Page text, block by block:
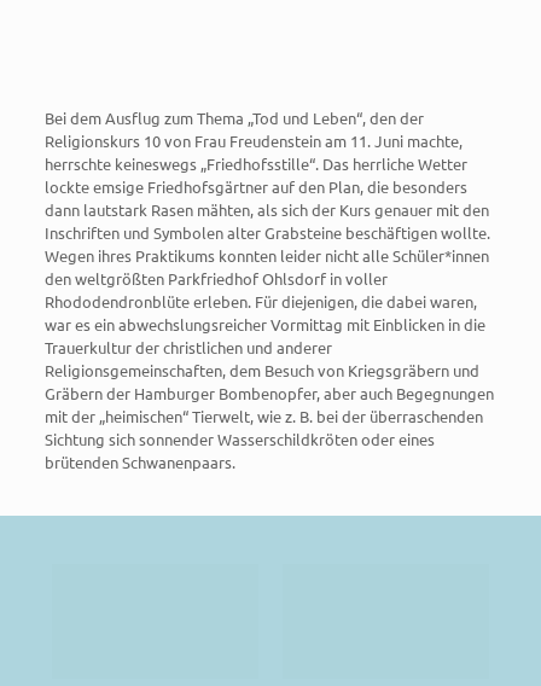
Bei dem Ausflug zum Thema „Tod und Leben“, den der
Religionskurs 10 von Frau Freudenstein am 11. Juni machte,
herrschte keineswegs „Friedhofsstille“. Das herrliche Wetter
lockte emsige Friedhofsgärtner auf den Plan, die besonders
dann lautstark Rasen mähten, als sich der Kurs genauer mit den
Inschriften und Symbolen alter Grabsteine beschäftigen wollte.
Wegen ihres Praktikums konnten leider nicht alle Schüler*innen
den weltgrößten Parkfriedhof Ohlsdorf in voller
Rhododendronblüte erleben. Für diejenigen, die dabei waren,
war es ein abwechslungsreicher Vormittag mit Einblicken in die
Trauerkultur der christlichen und anderer
Religionsgemeinschaften, dem Besuch von Kriegsgräbern und
Gräbern der Hamburger Bombenopfer, aber auch Begegnungen
mit der „heimischen“ Tierwelt, wie z. B. bei der überraschenden
Sichtung sich sonnender Wasserschildkröten oder eines
brütenden Schwanenpaars.